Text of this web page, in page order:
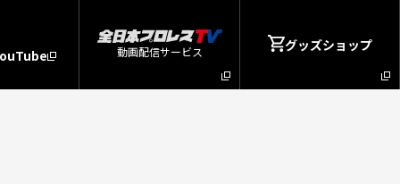
動画配信サービス グッズショップ